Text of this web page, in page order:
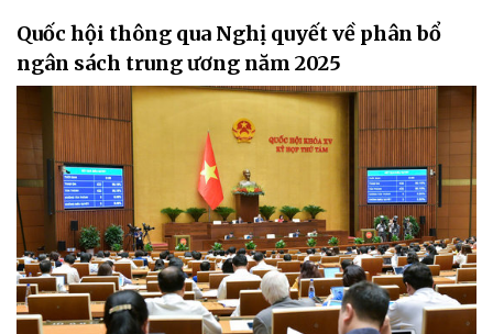
Quốc hội thông qua Nghị quyết về phân bổ
ngân sách trung ương năm 2025